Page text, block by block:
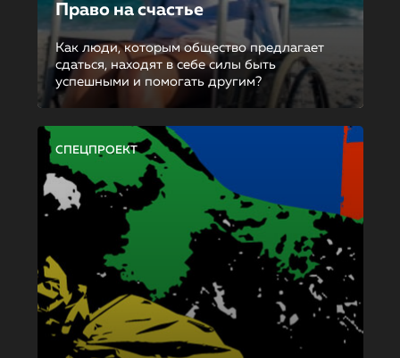
Право на счастье
Как люди, которым общество предлагает
сдаться, находят в себе силы быть
успешными и помогать другим?
СПЕЦПРОЕКТ